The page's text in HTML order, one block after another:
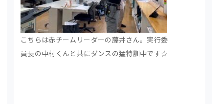
こちらは赤チームリーダーの藤井さん。実行委
員長の中村くんと共にダンスの猛特訓中です☆